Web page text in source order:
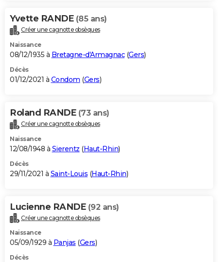
Yvette RANDE (85 ans)
Créer une cagnotte obsèques
Naissance
08/12/1935 à Bretagne-d'Armagnac(Gers)
Décès
01/12/2021 à Condom (Gers)
Roland RANDE (73 ans)
Créer une cagnotte obsèques
Naissance
12/08/1948 à Sierentz (Haut-Rhin)
Décès
29/11/2021 à Saint-Louis (Haut-Rhin)
Lucienne RANDE (92 ans)
Créer une cagnotte obsèques
Naissance
05/09/1929 à Panjas (Gers)
Décès